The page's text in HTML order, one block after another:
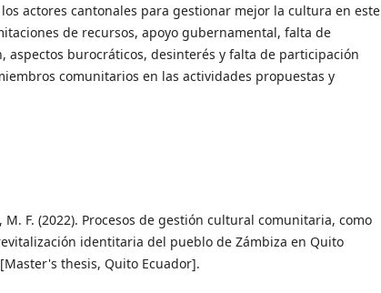
actores cantonales para gestionar mejor la cultura en este
de recursos, apoyo gubernamental, falta de
aspectos burocráticos, desinterés y falta de participación
comunitarios en las actividades propuestas y
M. F. (2022). Procesos de gestión cultural comunitaria, como
identitaria del pueblo de Zámbiza en Quito
thesis, Quito Ecuador].